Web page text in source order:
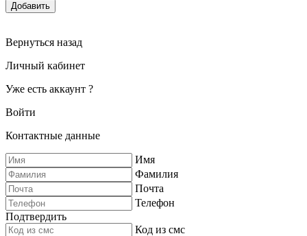
Добавить
Вернуться назад
Личный кабинет
Уже есть аккаунт ?
Войти
Контактные данные
Имя
Фамилия
Почта
Телефон
Подтвердить
Код из смс